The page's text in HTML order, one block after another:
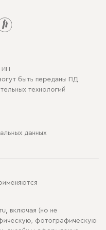
ИП
быть переданы ПД
технологий
данных
включая (но не
фотографическую